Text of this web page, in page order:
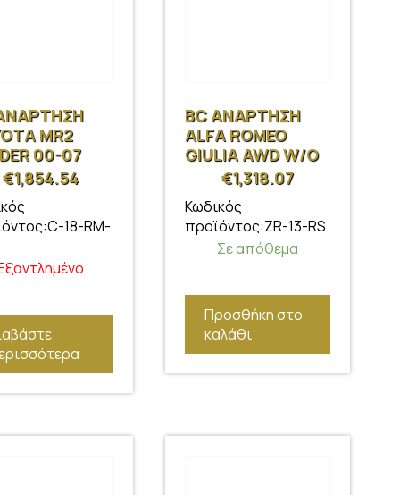
MR2
00-07
€1,854.54
18-RM-
BC ΑΝΑΡΤΗΣΗ
ALFA ROMEO
GIULIA AWD W/O
DDC 15-21
€1,318.07
Κωδικός
προϊόντος:ZR-13-RS
Σε απόθεμα
Προσθήκη στο
καλάθι